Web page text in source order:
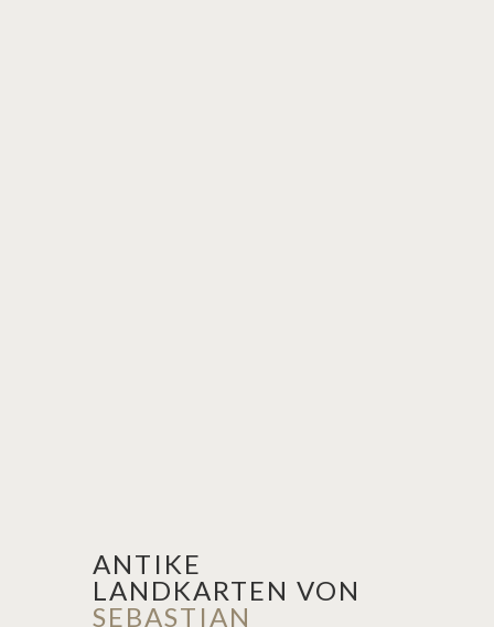
ANTIKE
LANDKARTEN VON
SEBASTIAN